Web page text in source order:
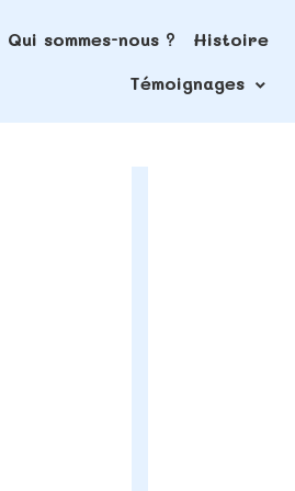
Qui sommes-nous ?
Histoire
Témoignages